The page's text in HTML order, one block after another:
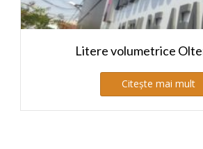
Litere volumetrice
Citește mai mult